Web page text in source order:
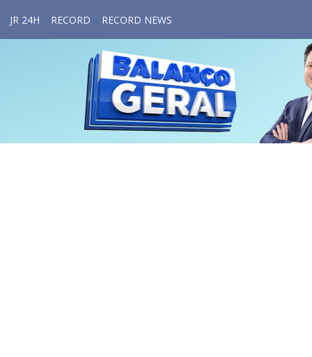
JR 24H RECORD RECORD NEWS